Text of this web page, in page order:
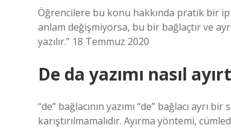
Öğrencilere bu konu hakkında pratik bir
anlam değişmiyorsa, bu bir bağlaçtır ve
yazılır.” 18 Temmuz 2020
De da yazımı nasıl
“de” bağlacının yazımı “de” bağlacı ayrı
karıştırılmamalıdır. Ayırma yöntemi,